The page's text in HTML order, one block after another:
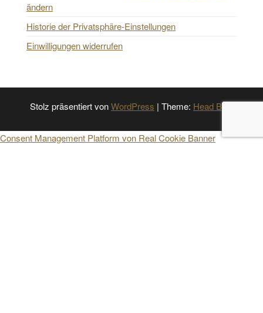
ändern
Historie der Privatsphäre-Einstellungen
Einwilligungen widerrufen
Stolz präsentiert vonWordPress | Theme: Head Blog
Consent Management Platform von Real Cookie Banner